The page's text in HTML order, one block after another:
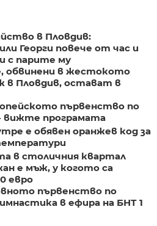
в Пловдив:
Георги повече от час и
с парите му
обвинени в жестокото
в Пловдив, остават в
първенство по
вижте програмата
е обявен оранжев код за
в столичния квартал
е мъж, у когото са
евро
първенство по
в ефира на БНТ 1